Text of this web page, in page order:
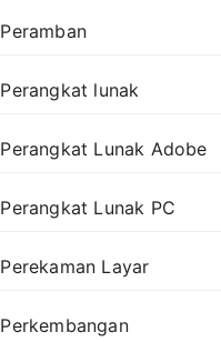
Peramban
Perangkat lunak
Perangkat Lunak Adobe
Perangkat Lunak PC
Perekaman Layar
Perkembangan